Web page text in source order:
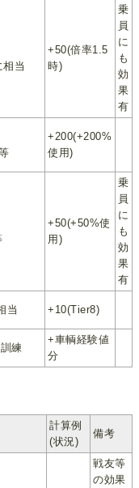
当
+50(倍率1.5
時)
乗
員
に
も
効
果
有
+200(+200%
使用)
+50(+50%使
用)
乗
員
に
も
効
果
有
当 +10(Tier8)
練
+車輌経験値
分
計算例
(状況)
備考
戦友等
の効果